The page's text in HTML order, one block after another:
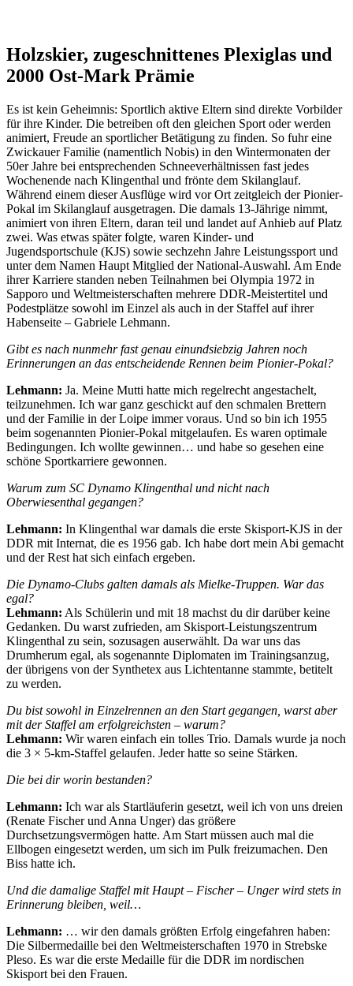
Holzskier, zugeschnittenes Plexiglas und
2000 Ost-Mark Prämie
Es ist kein Geheimnis: Sportlich aktive Eltern sind direkte Vorbilder
für ihre Kinder. Die betreiben oft den gleichen Sport oder werden
animiert, Freude an sportlicher Betätigung zu finden. So fuhr eine
Zwickauer Familie (namentlich Nobis) in den Wintermonaten der
50er Jahre bei entsprechenden Schneeverhältnissen fast jedes
Wochenende nach Klingenthal und frönte dem Skilanglauf.
Während einem dieser Ausflüge wird vor Ort zeitgleich der Pionier-
Pokal im Skilanglauf ausgetragen. Die damals 13-Jährige nimmt,
animiert von ihren Eltern, daran teil und landet auf Anhieb auf Platz
zwei. Was etwas später folgte, waren Kinder- und
Jugendsportschule (KJS) sowie sechzehn Jahre Leistungssport und
unter dem Namen Haupt Mitglied der National-Auswahl. Am Ende
ihrer Karriere standen neben Teilnahmen bei Olympia 1972 in
Sapporo und Weltmeisterschaften mehrere DDR-Meistertitel und
Podestplätze sowohl im Einzel als auch in der Staffel auf ihrer
Habenseite – Gabriele Lehmann.
Gibt es nach nunmehr fast genau einundsiebzig Jahren noch
Erinnerungen an das entscheidende Rennen beim Pionier-Pokal?
Lehmann: Ja. Meine Mutti hatte mich regelrecht angestachelt,
teilzunehmen. Ich war ganz geschickt auf den schmalen Brettern
und der Familie in der Loipe immer voraus. Und so bin ich 1955
beim sogenannten Pionier-Pokal mitgelaufen. Es waren optimale
Bedingungen. Ich wollte gewinnen… und habe so gesehen eine
schöne Sportkarriere gewonnen.
Warum zum SC Dynamo Klingenthal und nicht nach
Oberwiesenthal gegangen?
Lehmann: In Klingenthal war damals die erste Skisport-KJS in der
DDR mit Internat, die es 1956 gab. Ich habe dort mein Abi gemacht
und der Rest hat sich einfach ergeben.
Die Dynamo-Clubs galten damals als Mielke-Truppen. War das
egal?
Lehmann: Als Schülerin und mit 18 machst du dir darüber keine
Gedanken. Du warst zufrieden, am Skisport-Leistungszentrum
Klingenthal zu sein, sozusagen auserwählt. Da war uns das
Drumherum egal, als sogenannte Diplomaten im Trainingsanzug,
der übrigens von der Synthetex aus Lichtentanne stammte, betitelt
zu werden.
Du bist sowohl in Einzelrennen an den Start gegangen, warst aber
mit der Staffel am erfolgreichsten – warum?
Lehmann: Wir waren einfach ein tolles Trio. Damals wurde ja noch
die 3 × 5-km-Staffel gelaufen. Jeder hatte so seine Stärken.
Die bei dir worin bestanden?
Lehmann: Ich war als Startläuferin gesetzt, weil ich von uns dreien
(Renate Fischer und Anna Unger) das größere
Durchsetzungsvermögen hatte. Am Start müssen auch mal die
Ellbogen eingesetzt werden, um sich im Pulk freizumachen. Den
Biss hatte ich.
Und die damalige Staffel mit Haupt – Fischer – Unger wird stets in
Erinnerung bleiben, weil…
Lehmann: … wir den damals größten Erfolg eingefahren haben:
Die Silbermedaille bei den Weltmeisterschaften 1970 in Strebske
Pleso. Es war die erste Medaille für die DDR im nordischen
Skisport bei den Frauen.